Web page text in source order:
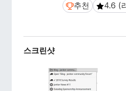
추천추천 4.6 (리
4.6 (
스크린샷